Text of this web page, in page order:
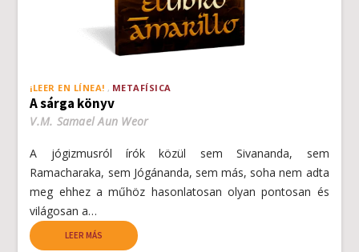
¡LEER EN LÍNEA! METAFÍSICA
A sárga könyv
V.M. Samael Aun Weor
A jógizmusról írók közül sem Sivananda, sem
Ramacharaka, sem Jógánanda, sem más, soha nem adta
meg ehhez a műhöz hasonlatosan olyan pontosan és
világosan a…
LEER MÁS